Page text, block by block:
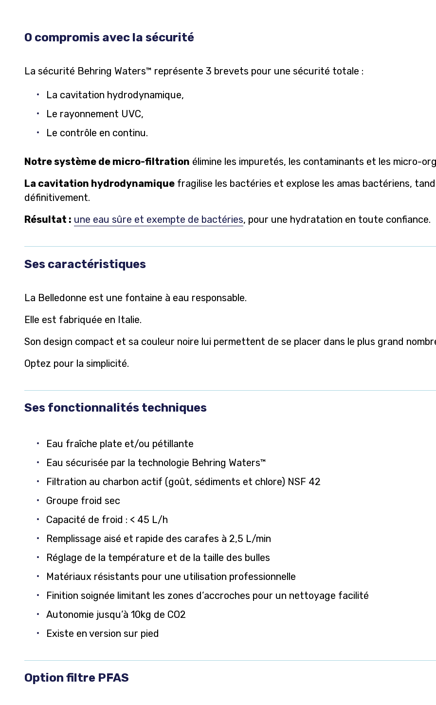
0 compromis avec la sécurité
La sécurité Behring Waters™ représente 3 brevets pour une sécurité totale :
La cavitation hydrodynamique,
Le rayonnement UVC,
Le contrôle en continu.
Notre système de micro-filtration élimine les impuretés, les contaminants et les micro-
La cavitation hydrodynamique fragilise les bactéries et explose les amas bactériens,
définitivement.
Résultat : une eau sûre et exempte de bactéries, pour une hydratation en toute confiance.
Ses caractéristiques
La Belledonne est une fontaine à eau responsable.
Elle est fabriquée en Italie.
Son design compact et sa couleur noire lui permettent de se placer dans le plus grand
Optez pour la simplicité.
Ses fonctionnalités techniques
Eau fraîche plate et/ou pétillante
Eau sécurisée par la technologie Behring Waters™
Filtration au charbon actif (goût, sédiments et chlore) NSF 42
Groupe froid sec
Capacité de froid : < 45 L/h
Remplissage aisé et rapide des carafes à 2,5 L/min
Réglage de la température et de la taille des bulles
Matériaux résistants pour une utilisation professionnelle
Finition soignée limitant les zones d’accroches pour un nettoyage facilité
Autonomie jusqu’à 10kg de CO2
Existe en version sur pied
Option filtre PFAS